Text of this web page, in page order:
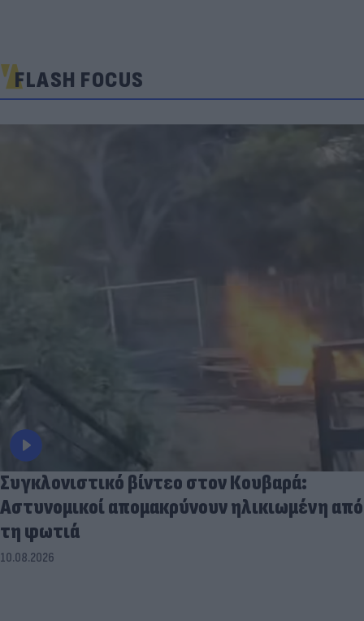
FLASH FOCUS
Συγκλονιστικό βίντεο στον Κουβαρά:
Αστυνομικοί απομακρύνουν ηλικιωμένη από
τη φωτιά
10.08.2026